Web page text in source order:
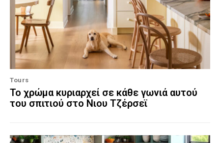
Tours
Το χρώμα κυριαρχεί σε κάθε γωνιά αυτού
του σπιτιού στο Νιου Τζέρσεϊ